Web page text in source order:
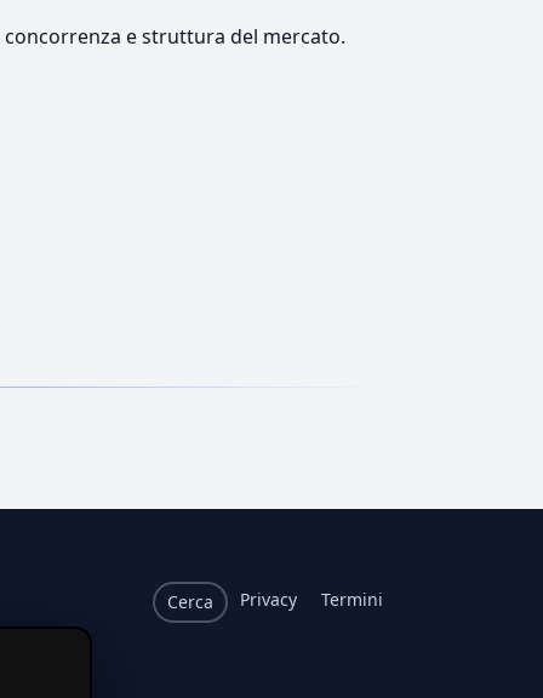
e struttura del mercato.
Cerca Privacy Termini